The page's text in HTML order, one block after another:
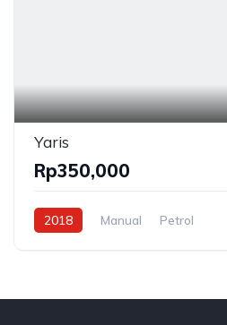
Yaris
Rp350,000
2018 Manual Petrol